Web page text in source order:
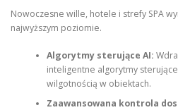
Nowoczesne wille, hotele i strefy SPA
najwyższym poziomie.
Algorytmy sterujące AI:
inteligentne algorytmy
wilgotnością w obiektach.
Zaawansowana kontrola